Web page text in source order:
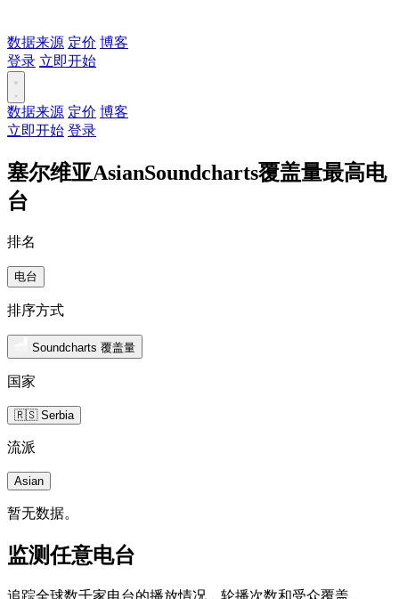
数据来源 定价 博客
登录 立即开始
数据来源 定价 博客
立即开始 登录
塞尔维亚AsianSoundcharts覆盖量最高电
台
排名
电台
排序方式
Soundcharts 覆盖量
国家
🇷🇸 Serbia
流派
Asian
暂无数据。
监测任意电台
追踪全球数千家电台的播放情况、轮播次数和受众覆盖。